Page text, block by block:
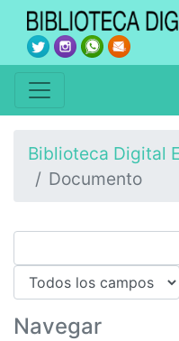
Biblioteca Digital
Documento
Navegar